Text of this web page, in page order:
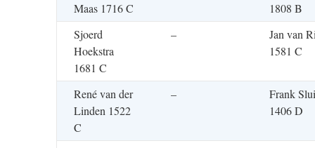
Maas 1716 C
1808 B
Sjoerd
Hoekstra
1681 C
–
Jan van
1581 C
René van der
Linden 1522
C
–
Frank
1406 D